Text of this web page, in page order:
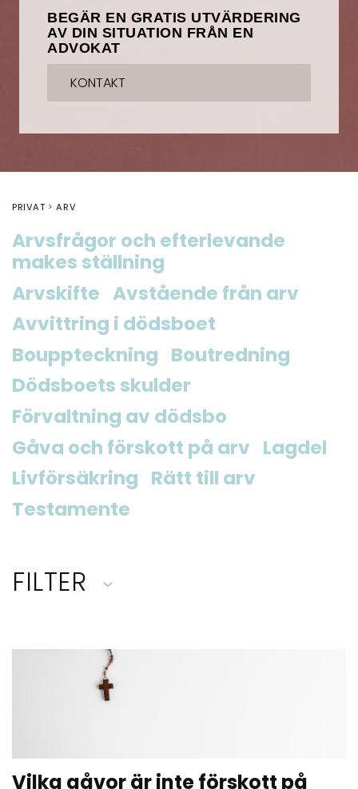
BEGÄR EN GRATIS UTVÄRDERING
AV DIN SITUATION FRÅN EN
ADVOKAT
KONTAKT
PRIVAT ARV
Arvsfrågor och efterlevande
makes ställning
Arvskifte Avstående från arv
Avvittring i dödsboet
Bouppteckning Boutredning
Dödsboets skulder
Förvaltning av dödsbo
Gåva och förskott på arv Lagdel
Livförsäkring Rätt till arv
Testamente
FILTER
Vilka gåvor är inte förskott på